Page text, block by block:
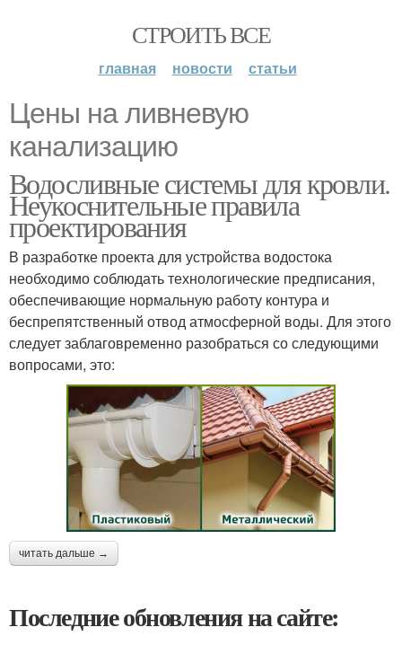
СТРОИТЬ ВСЕ
главная новости статьи
Цены на ливневую
канализацию
Водосливные системы для кровли.
Неукоснительные правила
проектирования
В разработке проекта для устройства водостока
необходимо соблюдать технологические предписания,
обеспечивающие нормальную работу контура и
беспрепятственный отвод атмосферной воды. Для этого
следует заблаговременно разобраться со следующими
вопросами, это:
читать дальше →
Последние обновления на сайте: